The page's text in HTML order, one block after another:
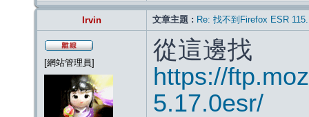
Irvin 文章主題 : Re: 找不到Firefox ESR
[網站管理員]
從這邊找
https://
5.17.0esr/